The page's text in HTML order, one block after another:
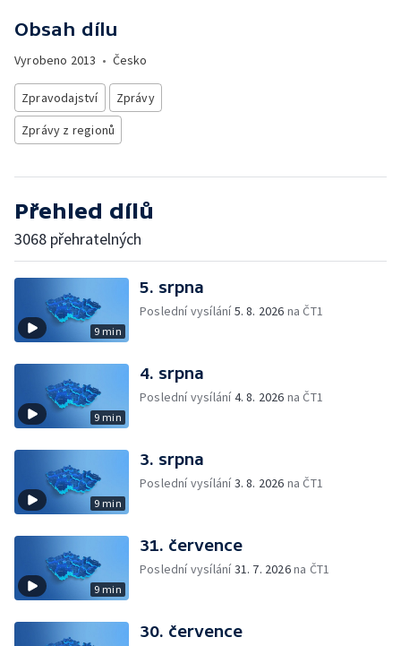
Obsah dílu
Vyrobeno 2013 • Česko
Zpravodajství
Zprávy
Zprávy z regionů
Přehled dílů
3068 přehratelných
9 min
5. srpna
Poslední vysílání5. 8. 2026 na ČT1
9 min
4. srpna
Poslední vysílání4. 8. 2026 na ČT1
9 min
3. srpna
Poslední vysílání3. 8. 2026 na ČT1
9 min
31. července
Poslední vysílání31. 7. 2026na ČT1
30. července